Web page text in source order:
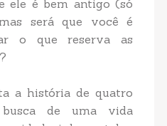
ele é bem antigo (só
será que você é
o que reserva as
a história de quatro
de uma vida